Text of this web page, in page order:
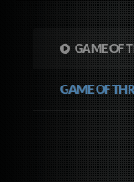
GAME OF
GAME OF